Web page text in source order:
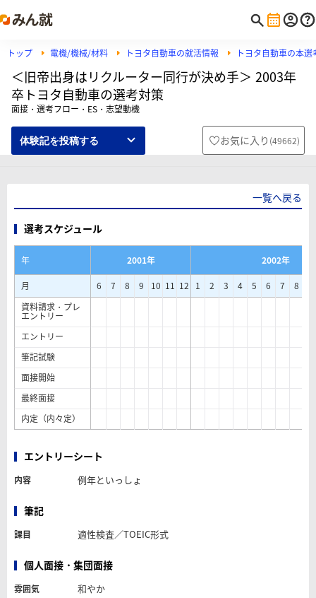
トップ 電機/機械/材料 トヨタ自動車の就活情報 トヨタ自動車の本
＜旧帝出身はリクルーター同行が決め手＞ 2003年
卒トヨタ自動車の選考対策
面接・選考フロー・ES・志望動機
体験記を投稿する お気に入り (49662)
一覧へ戻る
選考スケジュール
年 2001年
2002年
月
6 7 8 9 10 11 12 1 2 3 4 5 6 7 8
資料請求・プレ
エントリー
エントリー
筆記試験
面接開始
最終面接
内定（内々定）
エントリーシート
内容 例年といっしょ
筆記
課目 適性検査／TOEIC形式
個人面接・集団面接
雰囲気 和やか